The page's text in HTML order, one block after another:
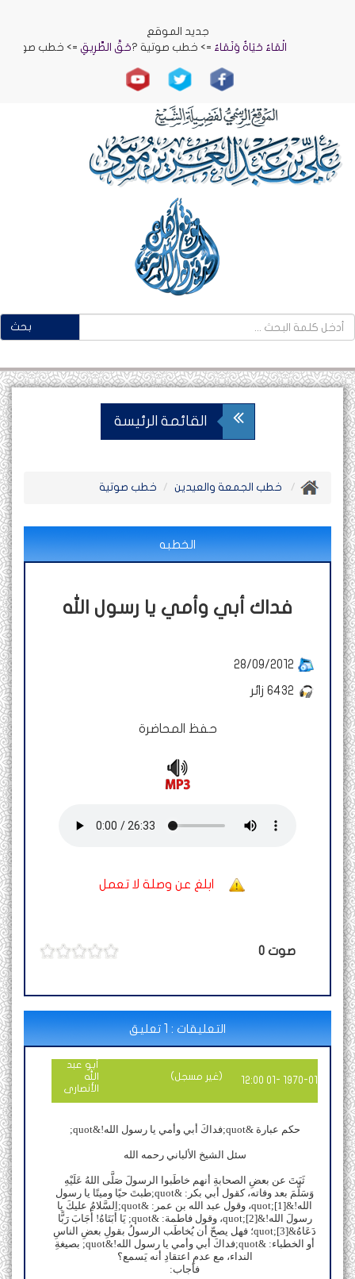
جديد الموقع
حَقُّ الطَّرِيقِ=> خطب صوتية ? الْمَاءُ حَيَاةٌ وَنَمَاءٌ=> خطب صوتية ?
بحث
القائمة الرئيسة
خطب الجمعة والعيدين خطب صوتية
الخطبه
فداك أبي وأمي يا رسول الله
28/09/2012
6432 زائر
حفظ المحاضرة
ابلغ عن وصلة لا تعمل
0 صوت
التعليقات : 1 تعليق
1970-01 -01 12:00 (غير مسجل)
أبو عبد
الله
الأنصارى
حكم عبارة &quot;فداكَ أبي وأمي يا رسول الله!&quot;
سئل الشيخ الألباني رحمه الله
ثَبَتَ عن بعضِ الصحابةِ أنهم خاطَبوا الرسولَ صَلَّى اللهُ عَلَيْهِ
وَسَلَّمَ بعد وفاته، كقول أبي بكر: &quot;طبتَ حيًا وميتًا يا رسول
الله!&quot;[1]، وقول عبد الله بن عمر: &quot;السَّلامُ عليكَ يا
رسولَ الله!&quot;[2]، وقول فاطمة: &quot; يَا أَبَتَاهُ! أَجَابَ رَبًّا
دَعَاهُ&quot;[3]؛ فهل يصحّ أن يُخاطَب الرسولُ بقولِ بعضِ الناسِ
أو الخطباء: &quot;فداكَ أبي وأمي يا رسول الله!&quot; بصيغةِ
النداء، مع عدمِ اعتقادِ أنه يَسمع؟
فأجاب: